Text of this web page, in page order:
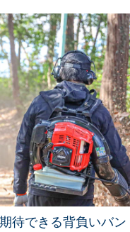
待できる背負いバン